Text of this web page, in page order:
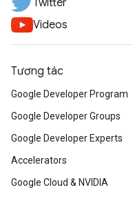
Twitter
Videos
Tương tác
Google Developer Program
Google Developer Groups
Google Developer Experts
Accelerators
Google Cloud & NVIDIA